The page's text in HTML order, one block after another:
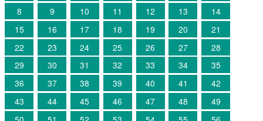
8
9 10 11 12 13
14
15
16 17 18 19 20
21
22
23 24 25 26 27
28
29
30 31 32 33 34
35
36
37 38 39 40 41
42
43
44 45 46 47 48
49